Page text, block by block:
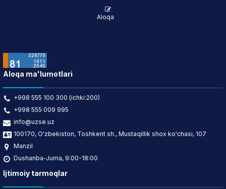
Aloqa
Aloqa ma'lumotlari
+998 555 100 300 (ichki:200)
+998 555 009 995
info@uzse.uz
100170, O'zbekiston, Toshkent sh., Mustaqillik shox ko'chasi, 107
Manzil
Dushanba-Juma, 9:00-18:00
Ijtimoiy tarmoqlar